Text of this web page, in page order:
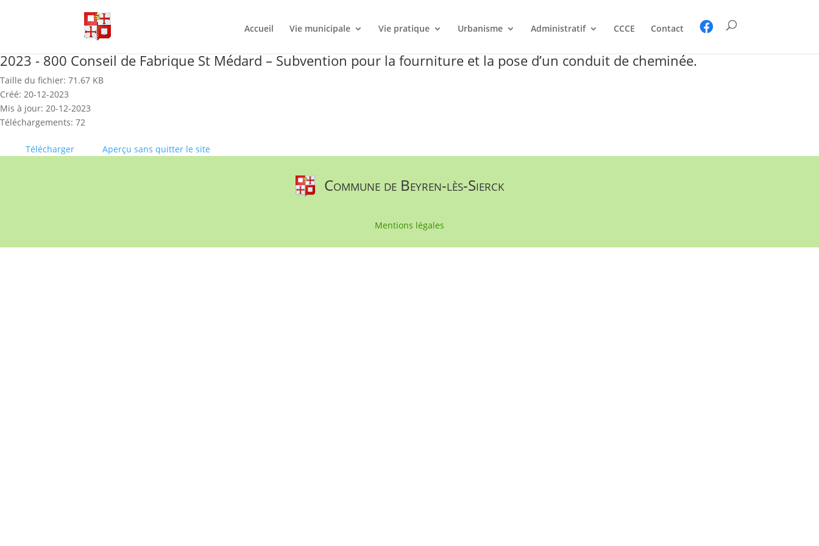
Accueil Vie municipale Vie pratique Urbanisme Administratif CCCE Contact
2023 - 800 Conseil de Fabrique St Médard – Subvention pour la fourniture et la pose d’un conduit de cheminée.
Taille du fichier: 71.67 KB
Créé: 20-12-2023
Mis à jour: 20-12-2023
Téléchargements: 72
Télécharger Aperçu sans quitter le site
Commune de Beyren-lès-Sierck
Mentions légales